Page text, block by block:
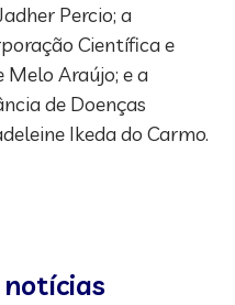
Percio; a
Científica e
Melo Araújo; e a
de Doenças
Ikeda do Carmo.